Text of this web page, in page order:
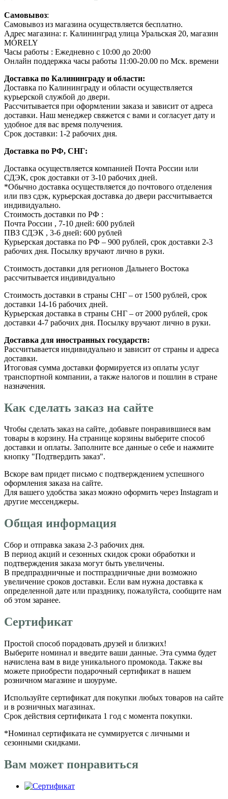
Самовывоз:
Самовывоз из магазина осуществляется бесплатно.
Адрес магазина: г. Калининград улица Уральская 20, магазин
MÓRELY
Часы работы : Ежедневно с 10:00 до 20:00
Онлайн поддержка часы работы 11:00-20.00 по Мск. времени
Доставка по Калининграду и области:
Доставка по Калининграду и области осуществляется
курьерской службой до двери.
Рассчитывается при оформлении заказа и зависит от адреса
доставки. Наш менеджер свяжется с вами и согласует дату и
удобное для вас время получения.
Срок доставки: 1-2 рабочих дня.
Доставка по РФ, СНГ:
Доставка осуществляется компанией Почта России или
СДЭК, срок доставки от 3-10 рабочих дней.
*Обычно доставка осуществляется до почтового отделения
или пвз сдэк, курьерская доставка до двери рассчитывается
индивидуально.
Стоимость доставки по РФ :
Почта России , 7-10 дней: 600 рублей
ПВЗ СДЭК , 3-6 дней: 600 рублей
Курьерская доставка по РФ – 900 рублей, срок доставки 2-3
рабочих дня. Посылку вручают лично в руки.
Стоимость доставки для регионов Дальнего Востока
рассчитывается индивидуально
Стоимость доставки в страны СНГ – от 1500 рублей, срок
доставки 14-16 рабочих дней.
Курьерская доставка в страны СНГ – от 2000 рублей, срок
доставки 4-7 рабочих дня. Посылку вручают лично в руки.
Доставка для иностранных государств:
Рассчитывается индивидуально и зависит от страны и адреса
доставки.
Итоговая сумма доставки формируется из оплаты услуг
транспортной компании, а также налогов и пошлин в стране
назначения.
Как сделать заказ на сайте
Чтобы сделать заказ на сайте, добавьте понравившиеся вам
товары в корзину. На странице корзины выберите способ
доставки и оплаты. Заполните все данные о себе и нажмите
кнопку "Подтвердить заказ".
Вскоре вам придет письмо с подтверждением успешного
оформления заказа на сайте.
Для вашего удобства заказ можно оформить через Instagram и
другие мессенджеры.
Общая информация
Сбор и отправка заказа 2-3 рабочих дня.
В период акций и сезонных скидок сроки обработки и
подтверждения заказа могут быть увеличены.
В предпраздничные и постпраздничные дни возможно
увеличение сроков доставки. Если вам нужна доставка к
определенной дате или празднику, пожалуйста, сообщите нам
об этом заранее.
Сертификат
Простой способ порадовать друзей и близких!
Выберите номинал и введите ваши данные. Эта сумма будет
начислена вам в виде уникального промокода. Также вы
можете приобрести подарочный сертификат в нашем
розничном магазине и шоуруме.
Используйте сертификат для покупки любых товаров на сайте
и в розничных магазинах.
Срок действия сертификата 1 год с момента покупки.
*Номинал сертификата не суммируется с личными и
сезонными скидками.
Вам может понравиться